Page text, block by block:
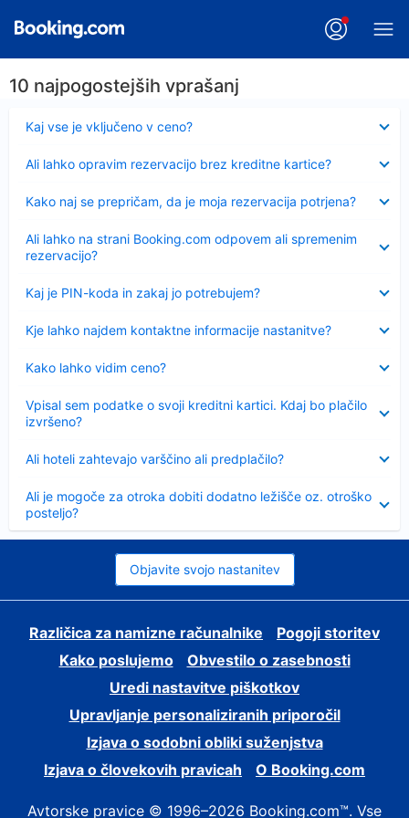
10 najpogostejših vprašanj
Kaj vse je vključeno v ceno?
Ali lahko opravim rezervacijo brez kreditne kartice?
Kako naj se prepričam, da je moja rezervacija potrjena?
Ali lahko na strani Booking.com odpovem ali spremenim
rezervacijo?
Kaj je PIN-koda in zakaj jo potrebujem?
Kje lahko najdem kontaktne informacije nastanitve?
Kako lahko vidim ceno?
Vpisal sem podatke o svoji kreditni kartici. Kdaj bo plačilo
izvršeno?
Ali hoteli zahtevajo varščino ali predplačilo?
Ali je mogoče za otroka dobiti dodatno ležišče oz. otroško
posteljo?
Objavite svojo nastanitev
Različica za namizne računalnike
Pogoji storitev
Kako poslujemo
Obvestilo o zasebnosti
Uredi nastavitve piškotkov
Upravljanje personaliziranih priporočil
Izjava o sodobni obliki suženjstva
Izjava o človekovih pravicah
O Booking.com
Avtorske pravice © 1996–2026 Booking.com™. Vse